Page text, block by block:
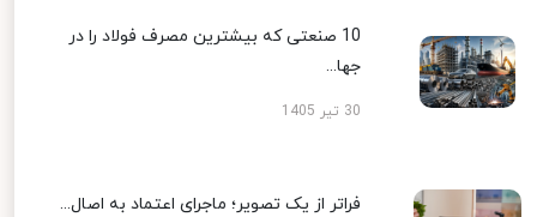
10 صنعتی که بیشترین مصرف فولاد را در
جها...
30 تیر 1405
فراتر از یک تصویر؛ ماجرای اعتماد به اصال...